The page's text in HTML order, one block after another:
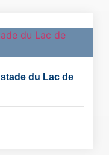
du Lac de
du Lac de